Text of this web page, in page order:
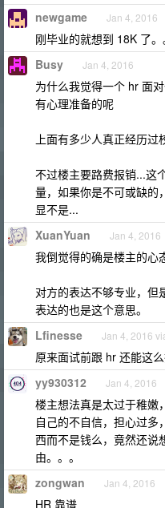
newgame Jan 4, 2016
刚毕业的就想到 18K 了
Busy Jan 4, 2016
为什么我觉得一个 hr 面
有心理准备的呢
上面有多少人真正经历过
不过楼主要路费报销...这
量，如果你是不可或缺的
显不是...
XuanYuan Jan 4, 2016
我倒觉得的确是楼主的心
对方的表达不够专业，但
表达的也是这个意思。
Lfinesse Jan 4, 2016
原来面试前跟 hr 还能这
yy930312 Jan 4, 2016
楼主想法真是太过于稚嫩
自己的不自信，担心过多
西而不是钱么，竟然还说
由。。。
zongwan Jan 4, 2016
HR 靠谱